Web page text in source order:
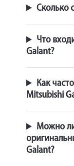
Сколько
Что
Galant?
Как
Mitsubishi
Можно
Galant?